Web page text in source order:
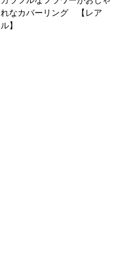
れなカバーリング 【レア
ル】